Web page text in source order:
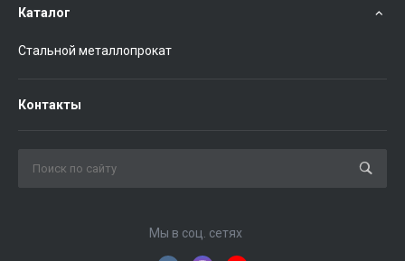
Каталог
Стальной металлопрокат
Контакты
Мы в соц. сетях